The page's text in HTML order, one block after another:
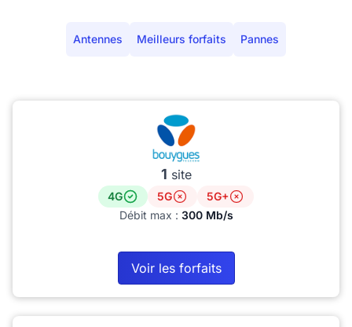
Antennes Meilleurs forfaits Pannes
1 site
4G 5G
5G+
Débit max : 300 Mb/s
Voir les forfaits